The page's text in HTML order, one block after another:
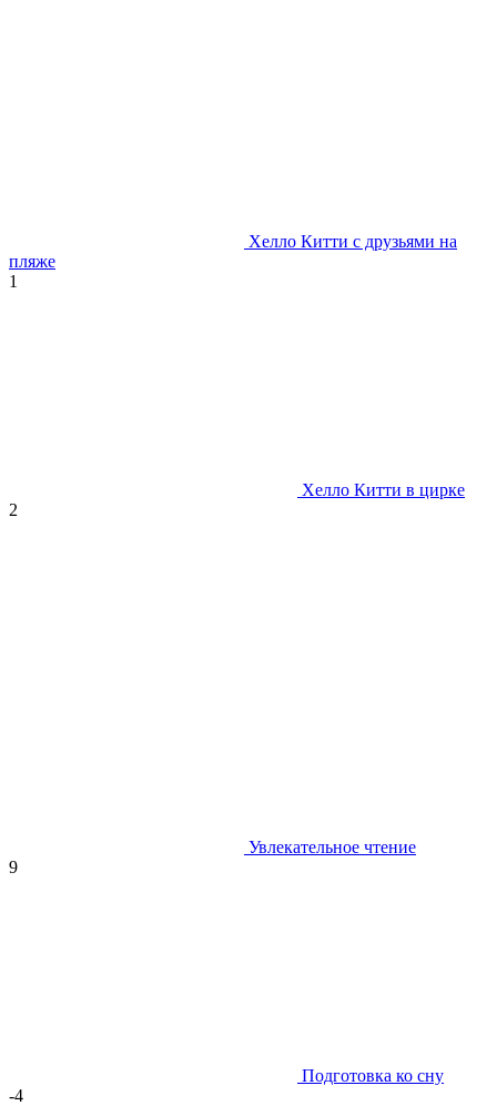
Хелло Китти с друзьями на
пляже
1
Хелло Китти в цирке
2
Увлекательное чтение
9
Подготовка ко сну
-4